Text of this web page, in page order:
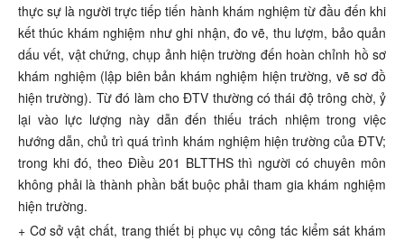
thực sự là người trực tiếp tiến hành khám nghiệm từ đầu đến khi
kết thúc khám nghiệm như ghi nhận, đo vẽ, thu lượm, bảo quản
dấu vết, vật chứng, chụp ảnh hiện trường đến hoàn chỉnh hồ sơ
khám nghiệm (lập biên bản khám nghiệm hiện trường, vẽ sơ đồ
hiện trường). Từ đó làm cho ĐTV thường có thái độ trông chờ, ỷ
lại vào lực lượng này dẫn đến thiếu trách nhiệm trong việc
hướng dẫn, chủ trì quá trình khám nghiệm hiện trường của ĐTV;
trong khi đó, theo Điều 201 BLTTHS thì người có chuyên môn
không phải là thành phần bắt buộc phải tham gia khám nghiệm
hiện trường.
+ Cơ sở vật chất, trang thiết bị phục vụ công tác kiểm sát khám